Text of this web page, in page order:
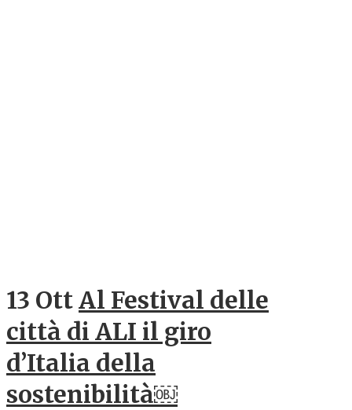
13 OttAl Festival delle
città di ALI il giro
d’Italia della
sostenibilità￼